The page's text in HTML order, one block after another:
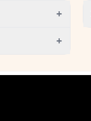
+
+